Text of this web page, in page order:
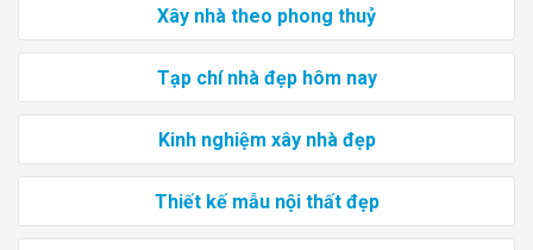
Xây nhà theo phong thuỷ
Tạp chí nhà đẹp hôm nay
Kinh nghiệm xây nhà đẹp
Thiết kế mẫu nội thất đẹp